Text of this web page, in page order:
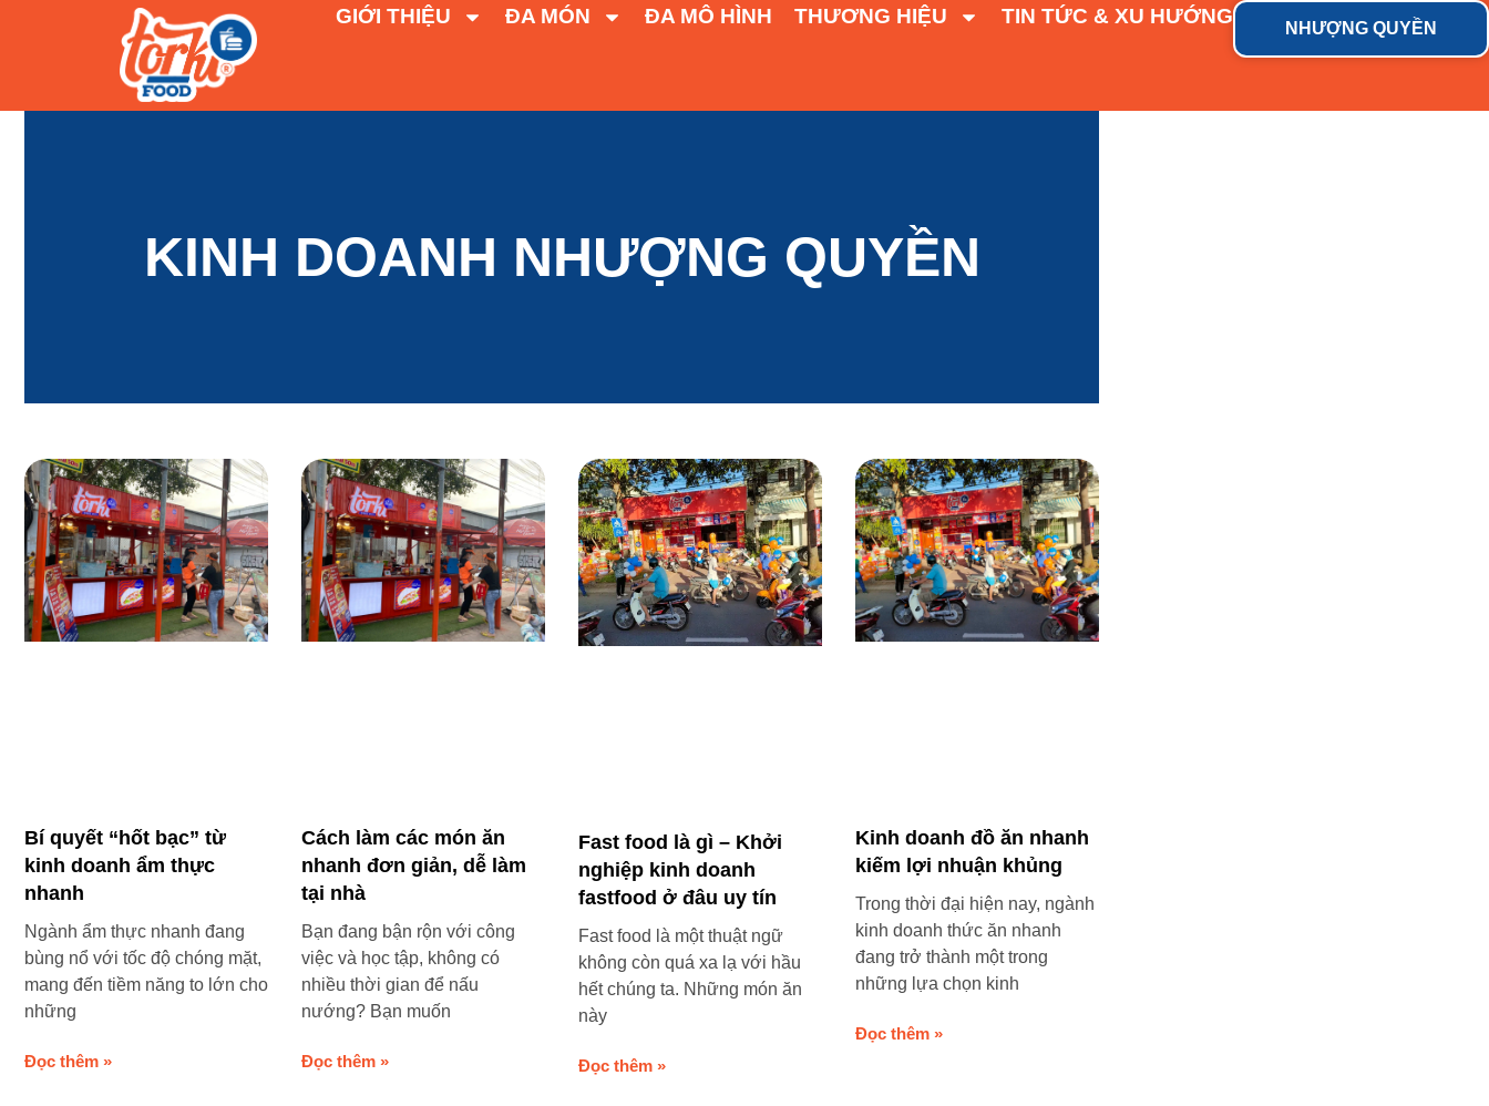
GIỚI THIỆU ĐA MÓN ĐA MÔ HÌNH THƯƠNG HIỆU TIN TỨC & XU HƯỚNG
NHƯỢNG QUYỀN
KINH DOANH NHƯỢNG QUYỀN
Bí quyết “hốt bạc” từ
kinh doanh ẩm thực
nhanh
Ngành ẩm thực nhanh đang
bùng nổ với tốc độ chóng mặt,
mang đến tiềm năng to lớn cho
những
Đọc thêm »
Cách làm các món ăn
nhanh đơn giản, dễ làm
tại nhà
Bạn đang bận rộn với công
việc và học tập, không có
nhiều thời gian để nấu
nướng? Bạn muốn
Đọc thêm »
Fast food là gì – Khởi
nghiệp kinh doanh
fastfood ở đâu uy tín
Fast food là một thuật ngữ
không còn quá xa lạ với hầu
hết chúng ta. Những món ăn
này
Đọc thêm »
Kinh doanh đồ ăn nhanh
kiếm lợi nhuận khủng
Trong thời đại hiện nay, ngành
kinh doanh thức ăn nhanh
đang trở thành một trong
những lựa chọn kinh
Đọc thêm »